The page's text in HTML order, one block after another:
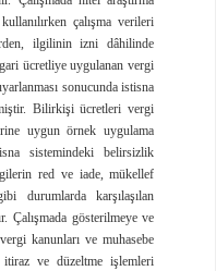
çalışma verileri
ilgilinin izni dâhilinde
ücretliye uygulanan vergi
sonucunda istisna
Bilirkişi ücretleri vergi
uygun örnek uygulama
sistemindeki belirsizlik
red ve iade, mükellef
durumlarda karşılaşılan
Çalışmada gösterilmeye ve
kanunları ve muhasebe
itiraz ve düzeltme işlemleri